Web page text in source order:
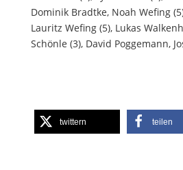
Dominik Bradtke, Noah Wefing
Lauritz Wefing (5), Lukas
Schönle (3), David Poggemann,
twittern teilen